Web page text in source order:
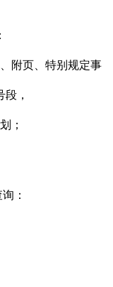
附页、特别规定事
，
；
：